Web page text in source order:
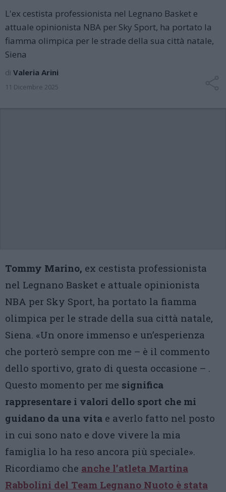
L'ex cestista professionista nel Legnano Basket e
attuale opinionista NBA per Sky Sport, ha portato la
fiamma olimpica per le strade della sua città natale,
Siena
di Valeria Arini
11 Dicembre 2025
Tommy Marino, ex cestista professionista
nel Legnano Basket e attuale opinionista
NBA per Sky Sport, ha portato la fiamma
olimpica per le strade della sua città natale,
Siena. «Un onore immenso e un’esperienza
che porterò sempre con me – è il commento
dello sportivo, grato di questa occasione – .
Questo momento per me significa
rappresentare i valori dello sport che mi
guidano da una vita e averlo fatto nel posto
in cui sono nato e dove vivere la mia
famiglia lo ha reso ancora più speciale».
Ricordiamo che anche l’atleta Martina
Rabbolini del Team Legnano Nuoto è stata